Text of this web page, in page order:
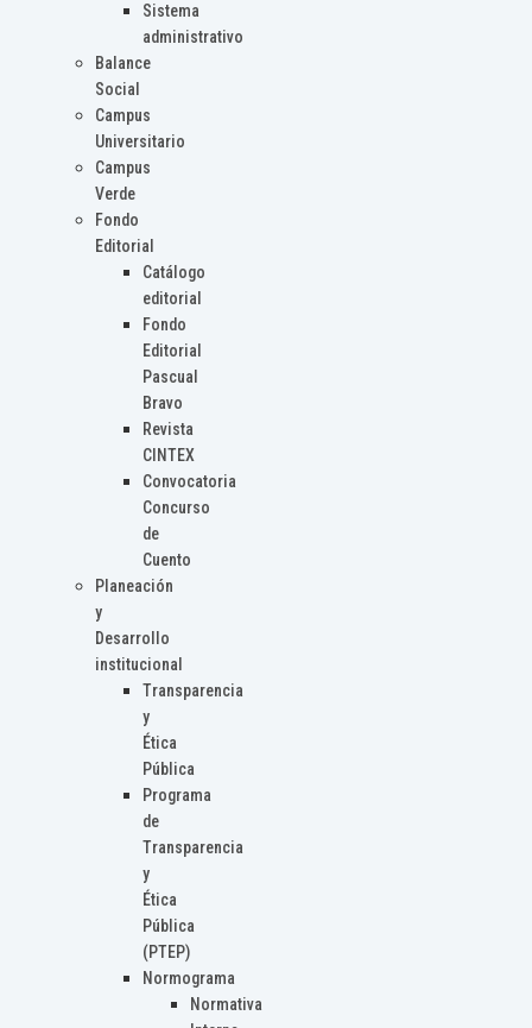
Sistema
administrativo
Balance
Social
Campus
Universitario
Campus
Verde
Fondo
Editorial
Catálogo
editorial
Fondo
Editorial
Pascual
Bravo
Revista
CINTEX
Convocatoria
Concurso
de
Cuento
Planeación
y
Desarrollo
institucional
Transparencia
y
Ética
Pública
Programa
de
Transparencia
y
Ética
Pública
(PTEP)
Normograma
Normativa